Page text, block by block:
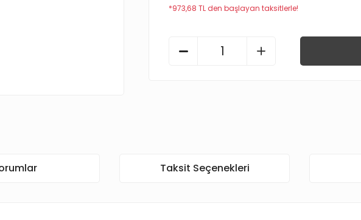
*973,68 TL den başlayan taksitlerle!
Taksit Seçenekleri